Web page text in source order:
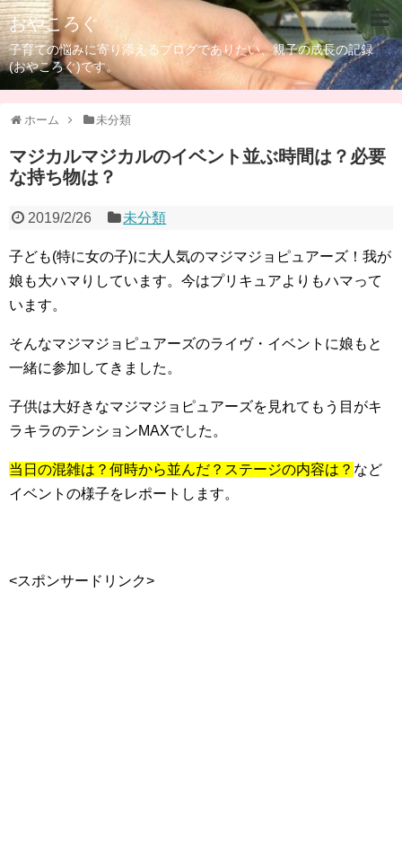
おやころぐ
子育ての悩みに寄り添えるブログでありたい、親子の成長の記録
(おやころぐ)です。
ホーム 未分類
マジカルマジカルのイベント並ぶ時間は？必要
な持ち物は？
2019/2/26 未分類
子ども(特に女の子)に大人気のマジマジョピュアーズ！我が
娘も大ハマりしています。今はプリキュアよりもハマって
います。
そんなマジマジョピュアーズのライヴ・イベントに娘もと
一緒に参加してきました。
子供は大好きなマジマジョピュアーズを見れてもう目がキ
ラキラのテンションMAXでした。
当日の混雑は？何時から並んだ？ステージの内容は？ など
イベントの様子をレポートします。
<スポンサードリンク>